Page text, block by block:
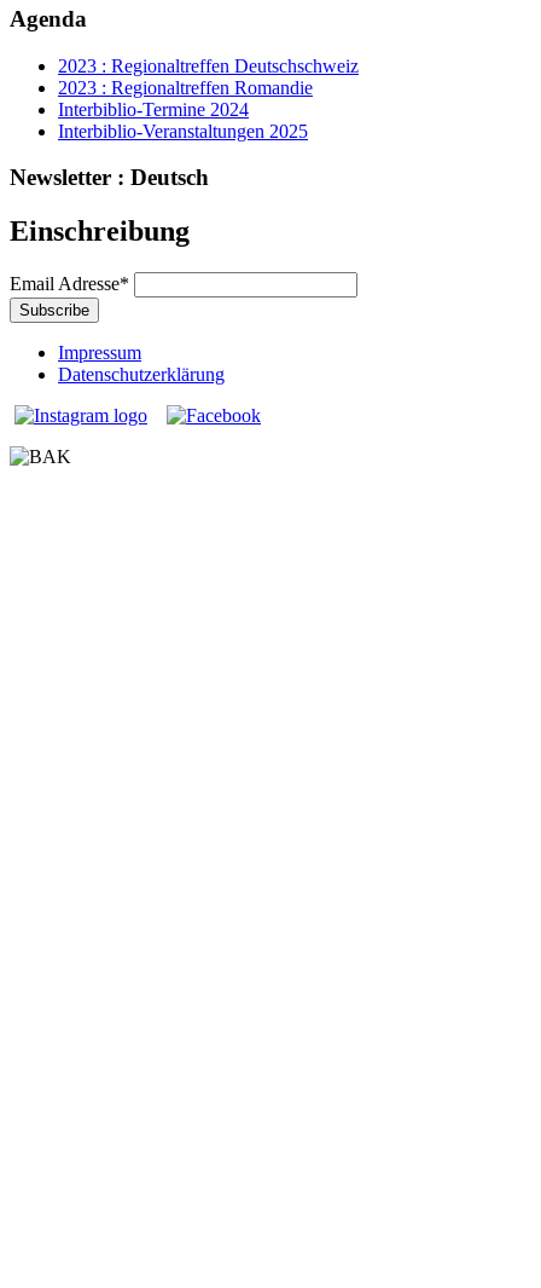
Agenda
2023 : Regionaltreffen Deutschschweiz
2023 : Regionaltreffen Romandie
Interbiblio-Termine 2024
Interbiblio-Veranstaltungen 2025
Newsletter : Deutsch
Einschreibung
Email Adresse*
Impressum
Datenschutzerklärung